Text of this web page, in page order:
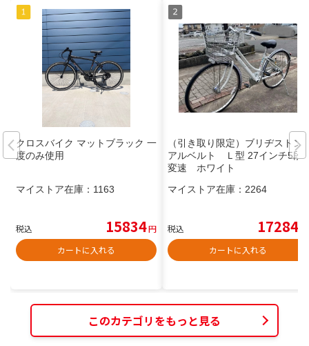
クロスバイク マットブラック 一
度のみ使用
マイストア在庫： 1163
税込 15834円
カートに入れる
（引き取り限定）ブリヂストン
アルベルト Ｌ型 27インチ5段
変速 ホワイト
マイストア在庫： 2264
税込 17284
カートに入れる
このカテゴリをもっと見る